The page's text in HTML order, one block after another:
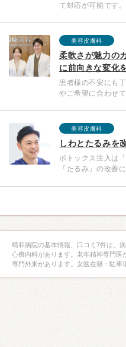
て対応が可能です
美容皮膚科
柔軟さが魅力の
に前向きな変化
患者様の不安にも
やご希望に合わせ
美容皮膚科
しわとたるみを
ボトックス注入は
「たるみ」の改善
晴和病院の基本情報、口コミ7件は、
心療内科があります。老年精神専門
専門外来があります。女医在籍・駐車